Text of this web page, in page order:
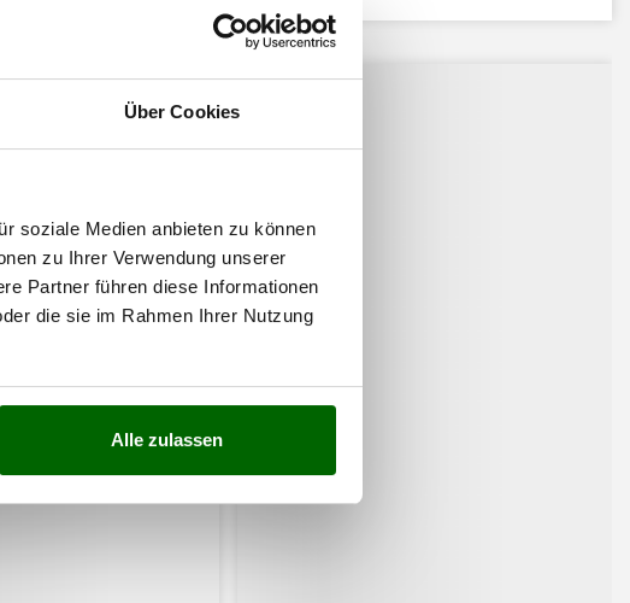
Über Cookies
soziale Medien anbieten zu können
zu Ihrer Verwendung unserer
Partner führen diese Informationen
die sie im Rahmen Ihrer Nutzung
Alle zulassen
interessiert: